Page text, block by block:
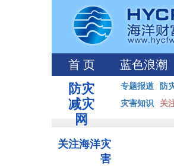
首 页 蓝色浪潮
防灾
减灾
网
专题报道 防
灾害知识 关
关注海洋灾
害